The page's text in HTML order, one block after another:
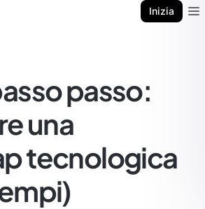
Inizia
passo:
una
tecnologica